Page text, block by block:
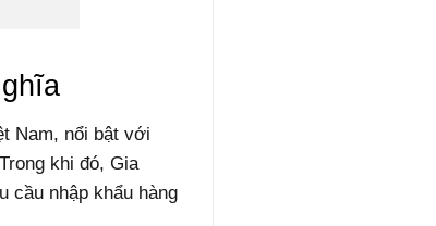
Nam, nổi bật với
khi đó, Gia
cầu nhập khẩu hàng